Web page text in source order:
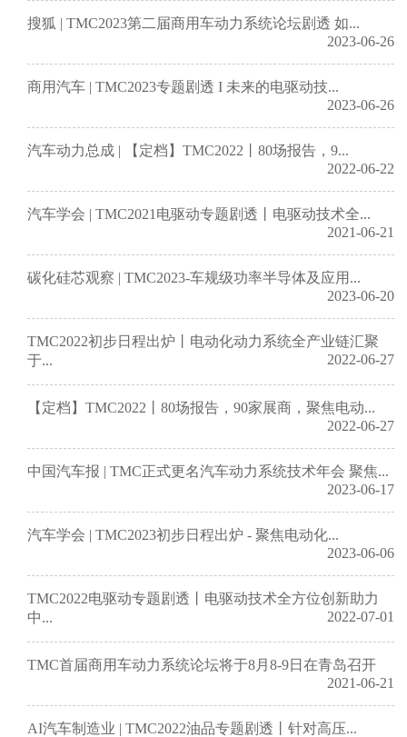
搜狐 | TMC2023第二届商用车动力系统论坛剧透 如...
2023-06-26
商用汽车 | TMC2023专题剧透 I 未来的电驱动技...
2023-06-26
汽车动力总成 | 【定档】TMC2022丨80场报告，9...
2022-06-22
汽车学会 | TMC2021电驱动专题剧透丨电驱动技术全...
2021-06-21
碳化硅芯观察 | TMC2023-车规级功率半导体及应用...
2023-06-20
TMC2022初步日程出炉丨电动化动力系统全产业链汇聚
于...
2022-06-27
【定档】TMC2022丨80场报告，90家展商，聚焦电动...
2022-06-27
中国汽车报 | TMC正式更名汽车动力系统技术年会 聚焦...
2023-06-17
汽车学会 | TMC2023初步日程出炉 - 聚焦电动化...
2023-06-06
TMC2022电驱动专题剧透丨电驱动技术全方位创新助力
中...
2022-07-01
TMC首届商用车动力系统论坛将于8月8-9日在青岛召开
2021-06-21
AI汽车制造业 | TMC2022油品专题剧透丨针对高压...